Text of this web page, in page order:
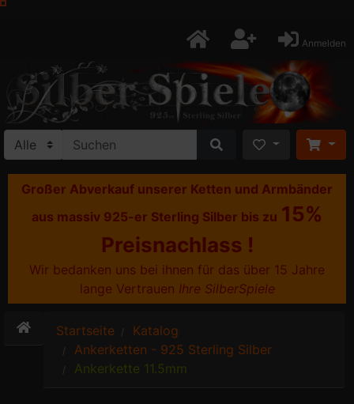
Anmelden
Großer Abverkauf unserer Ketten und Armbänder
aus massiv 925-er Sterling Silber bis zu 15%
Preisnachlass !
Wir bedanken uns bei ihnen für das über 15 Jahre
lange Vertrauen Ihre SilberSpiele
Startseite
Katalog
Ankerketten - 925 Sterling Silber
Ankerkette 11.5mm